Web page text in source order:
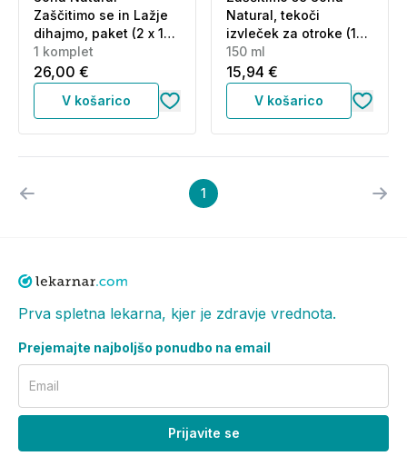
Zaščitimo se in Lažje
dihajmo, paket (2 x 150
ml + plišasta igrača)
1 komplet
26,00 €
V košarico
Natural, tekoči
izvleček za otroke (150
ml)
150 ml
15,94 €
V košarico
1
Prva spletna lekarna, kjer je zdravje vrednota.
Prejemajte najboljšo ponudbo na email
Email
Prijavite se